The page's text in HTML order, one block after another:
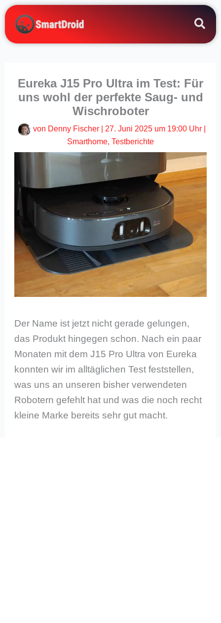
Zum
Inhalt
springen
Eureka J15 Pro Ultra im Test: Für
uns wohl der perfekte Saug- und
Wischroboter
von Denny Fischer 27. Juni 2025 um 19:00 Uhr|
Smarthome, Testberichte
Der Name ist jetzt nicht gerade gelungen,
das Produkt hingegen schon. Nach ein paar
Monaten mit dem J15 Pro Ultra von Eureka
konnten wir im alltäglichen Test feststellen,
was uns an unseren bisher verwendeten
Robotern gefehlt hat und was die noch recht
kleine Marke bereits sehr gut macht.